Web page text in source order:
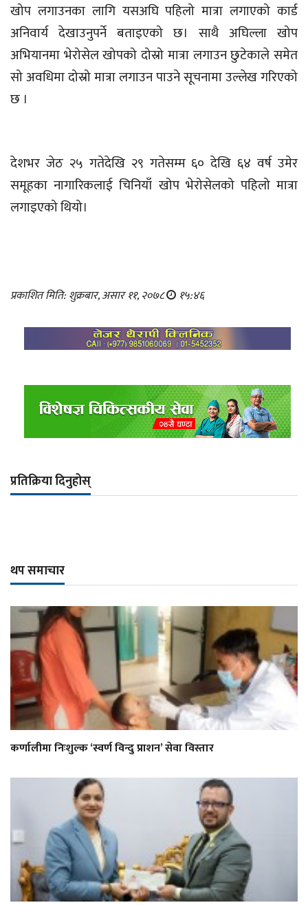
खोप लगाउनका लागि यसअघि पहिलो मात्रा लगाएको कार्ड
अनिवार्य देखाउनुपर्ने बताइएको छ। साथै अघिल्ला खोप
अभियानमा भेरोसेल खोपको दोस्रो मात्रा लगाउन छुटेकाले समेत
सो अवधिमा दोस्रो मात्रा लगाउन पाउने सूचनामा उल्लेख गरिएको
छ ।
देशभर जेठ २५ गतेदेखि २९ गतेसम्म ६० देखि ६४ वर्ष उमेर
समूहका नागारिकलाई चिनियाँ खोप भेरोसेलको पहिलो मात्रा
लगाइएको थियो।
प्रकाशित मिति: शुक्रबार, असार ११, २०७८ १५:४६
प्रतिक्रिया दिनुहोस्
थप समाचार
कर्णालीमा निःशुल्क ‘स्वर्ण विन्दु प्राशन’ सेवा विस्तार